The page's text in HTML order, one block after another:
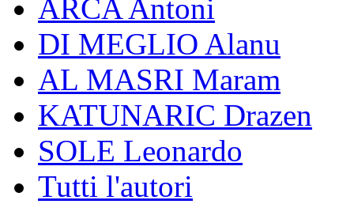
ARCA Antoni
DI MEGLIO Alanu
AL MASRI Maram
KATUNARIC Drazen
SOLE Leonardo
Tutti l'autori